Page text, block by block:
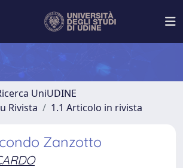
UniUDINE
Rivista
1.1 Articolo in rivista
Zanzotto